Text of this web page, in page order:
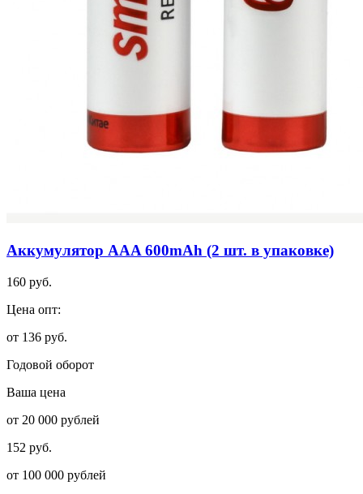
Аккумулятор AAA 600mAh (2 шт. в упаковке)
160 руб.
Цена опт:
от 136 руб.
Годовой оборот
Ваша цена
от 20 000 рублей
152 руб.
от 100 000 рублей